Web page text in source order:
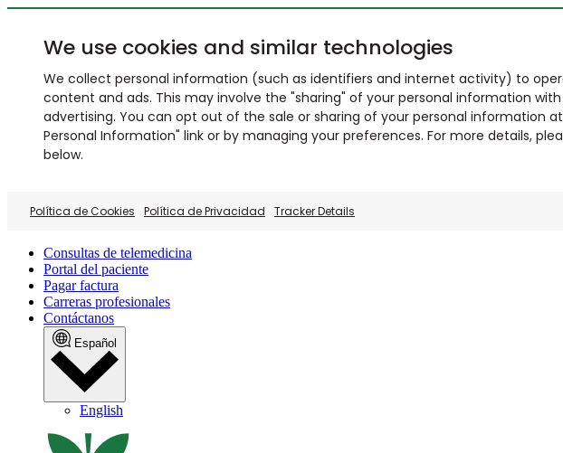
We use cookies and similar technologies
We collect personal information (such as identifiers and internet activity) to
content and ads. This may involve the "sharing" of your personal information
advertising. You can opt out of the sale or sharing of your personal information
Personal Information" link or by managing your preferences. For more details,
below.
Política de Cookies Política de Privacidad Tracker Details
Consultas de telemedicina
Portal del paciente
Pagar factura
Carreras profesionales
Contáctanos
Español
English